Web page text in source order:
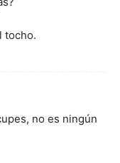
tocho.
no es ningún